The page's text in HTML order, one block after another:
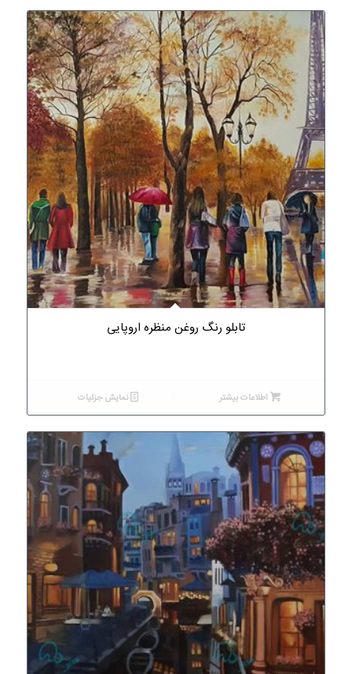
تابلو رنگ روغن منظره اروپایی
اطلاعات بیشتر نمایش جزئیات